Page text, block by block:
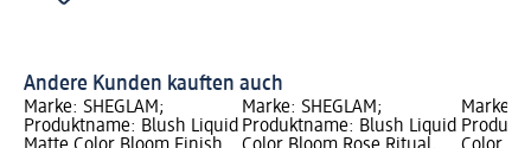
Andere Kunden kauften auch
Marke: SHEGLAM;
Produktname: Blush Liquid
Marke: SHEGLAM;
Produktname: Blush Liquid
Marke: